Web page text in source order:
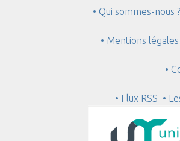
• Qui sommes-nous ?
• Mentions légales
•
• Flux RSS •